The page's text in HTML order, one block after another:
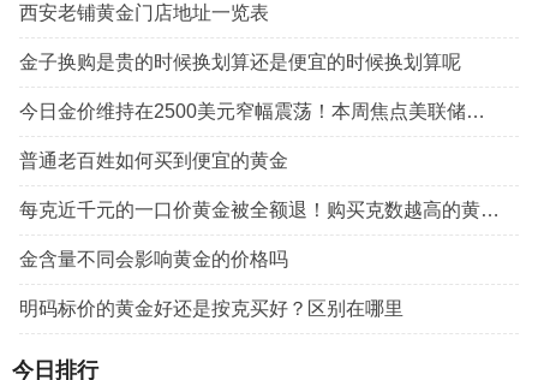
西安老铺黄金门店地址一览表
金子换购是贵的时候换划算还是便宜的时候换划算呢
今日金价维持在2500美元窄幅震荡！本周焦点美联储鲍威尔在杰克逊霍尔年会的讲话（8月19日）
普通老百姓如何买到便宜的黄金
每克近千元的一口价黄金被全额退！购买克数越高的黄金越划算？
金含量不同会影响黄金的价格吗
明码标价的黄金好还是按克买好？区别在哪里
今日排行